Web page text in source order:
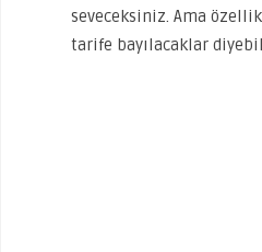
seveceksiniz. Ama
tarife bayılacaklar